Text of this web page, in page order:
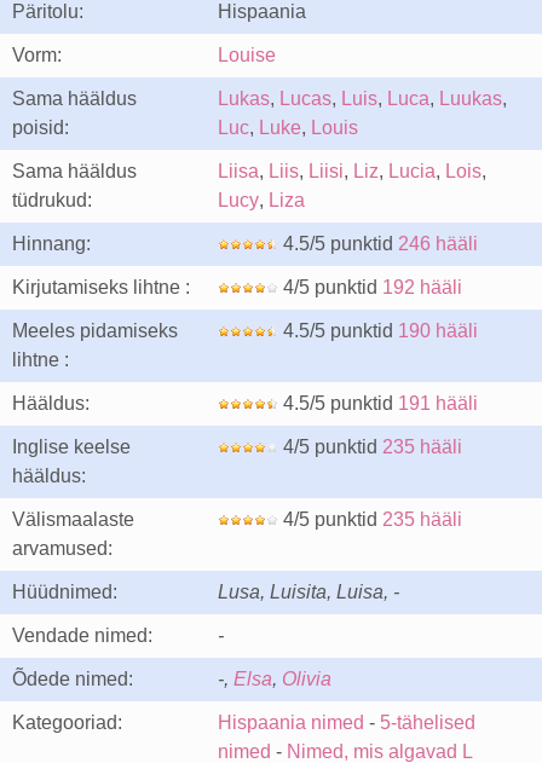
Päritolu: Hispaania
Vorm: Louise
Sama hääldus
poisid:
Lukas, Lucas, Luis, Luca, Luukas,
Luc, Luke, Louis
Sama hääldus
tüdrukud:
Liisa, Liis, Liisi, Liz, Lucia, Lois,
Lucy, Liza
Hinnang: 4.5/5 punktid 246 hääli
Kirjutamiseks lihtne : 4/5 punktid 192 hääli
Meeles pidamiseks
lihtne :
4.5/5 punktid 190 hääli
Hääldus: 4.5/5 punktid 191 hääli
Inglise keelse
hääldus:
4/5 punktid 235 hääli
Välismaalaste
arvamused:
4/5 punktid 235 hääli
Hüüdnimed: Lusa, Luisita, Luisa, -
Vendade nimed: -
Õdede nimed: -, Elsa, Olivia
Kategooriad: Hispaania nimed - 5-tähelised
nimed - Nimed, mis algavad L